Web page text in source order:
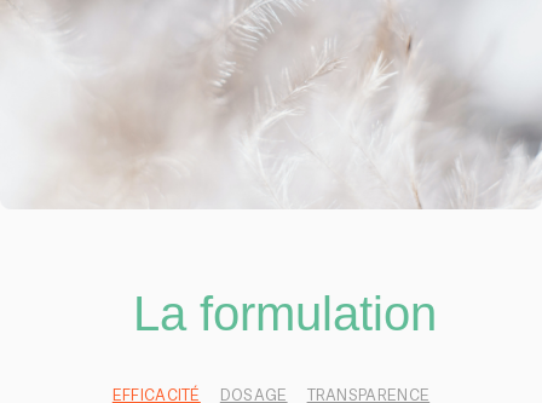
La formulation
EFFICACITÉ DOSAGE TRANSPARENCE